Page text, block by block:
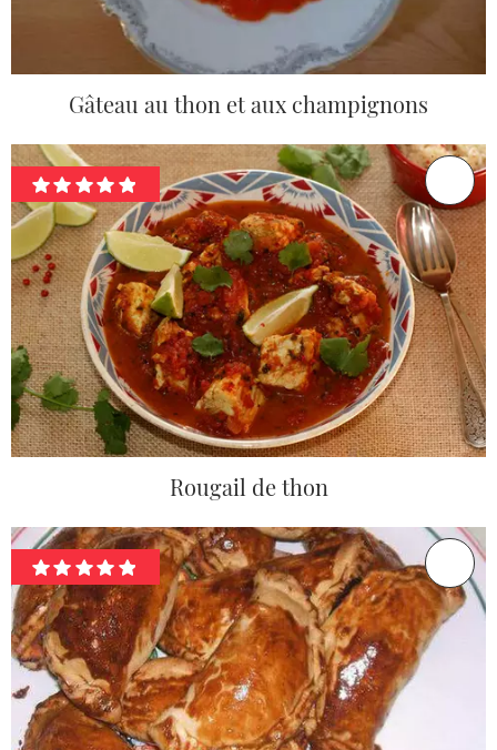
Gâteau au thon et aux champignons
Rougail de thon